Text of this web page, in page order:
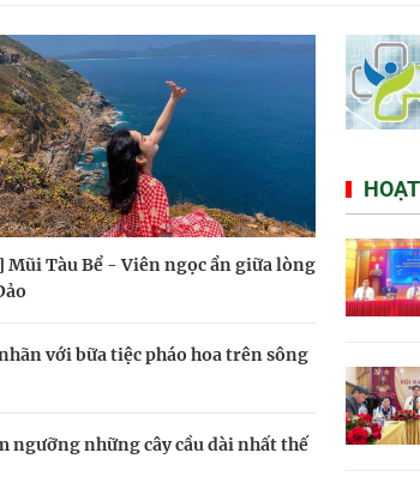
gian lận thương
nha khoa,
Mũi Tàu Bể - Viên ngọc ẩn giữa lòng
với bữa tiệc pháo hoa trên sông
ngưỡng những cây cầu dài nhất thế